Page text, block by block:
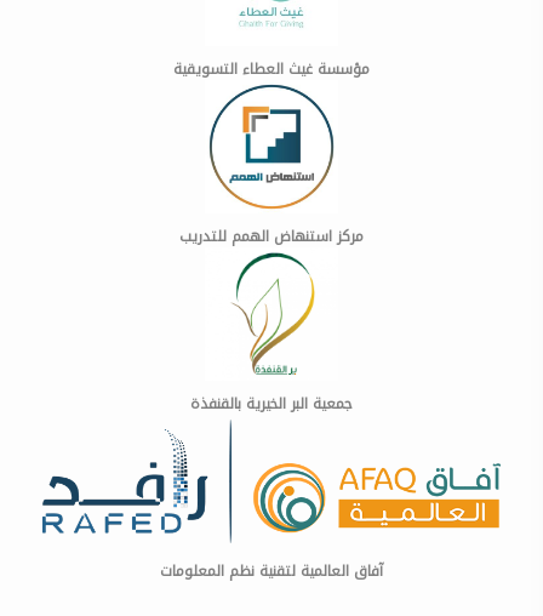
مؤسسة غيث العطاء التسويقية
مركز استنهاض الهمم للتدريب
جمعية البر الخيرية بالقنفذة
آفاق العالمية لتقنية نظم المعلومات